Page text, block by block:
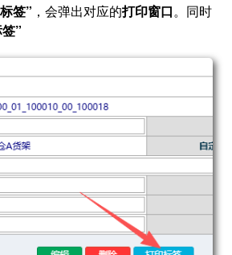
签” ，会弹出对应的打印窗口。同时
”